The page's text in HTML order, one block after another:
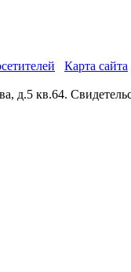
Карта сайта
д.5 кв.64.